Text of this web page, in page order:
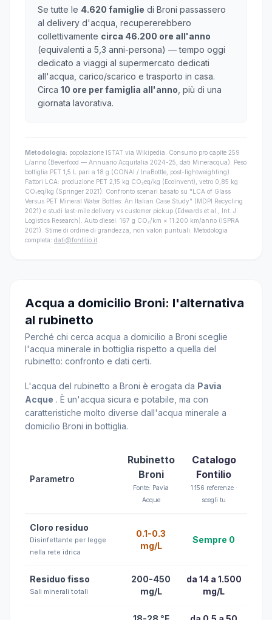
Se tutte le 4.620 famiglie di Broni passassero
al delivery d'acqua, recupererebbero
collettivamente circa 46.200 ore all'anno
(equivalenti a 5,3 anni-persona) — tempo oggi
dedicato a viaggi al supermercato dedicati
all'acqua, carico/scarico e trasporto in casa.
Circa 10 ore per famiglia all'anno , più di una
giornata lavorativa.
Metodologia: popolazione ISTAT via Wikipedia. Consumo pro capite 259
L/anno (Beverfood — Annuario Acquitalia 2024-25, dati Mineracqua). Peso
bottiglia PET 1,5 L pari a 18 g (CONAI / InaBottle, post-lightweighting).
Fattori LCA: produzione PET 2,15 kg CO₂eq/kg (Ecoinvent), vetro 0,85 kg
CO₂eq/kg (Springer 2021). Confronto scenari basato su "LCA of Glass
Versus PET Mineral Water Bottles: An Italian Case Study" (MDPI Recycling
2021) e studi last-mile delivery vs customer pickup (Edwards et al., Int. J.
Logistics Research). Auto diesel: 167 g CO₂/km × 11.200 km/anno (ISPRA
2021). Stime di ordine di grandezza, non valori puntuali. Metodologia
completa: dati@fontilio.it
Acqua a domicilio Broni: l'alternativa
al rubinetto
Perché chi cerca acqua a domicilio a Broni sceglie
l'acqua minerale in bottiglia rispetto a quella del
rubinetto: confronto e dati certi.
L'acqua del rubinetto a Broni è erogata da Pavia
Acque . È un'acqua sicura e potabile, ma con
caratteristiche molto diverse dall'acqua minerale a
domicilio Broni in bottiglia.
Parametro
Rubinetto
Broni
Fonte: Pavia
Acque
Catalogo
Fontilio
1.156 referenze ·
scegli tu
Cloro residuo
Disinfettante per legge
nella rete idrica
0.1-0.3
mg/L
Sempre 0
Residuo fisso
Sali minerali totali
200-450
mg/L
da 14 a 1.500
mg/L